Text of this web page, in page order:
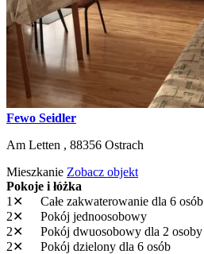
Fewo Seidler
Am Letten , 88356 Ostrach
Mieszkanie Zobacz objekt
Pokoje i łóżka
1✕
Całe zakwaterowanie dla 6 osób
2✕
Pokój jednoosobowy
2✕
Pokój dwuosobowy dla 2 osoby
2✕
Pokój dzielony dla 6 osób